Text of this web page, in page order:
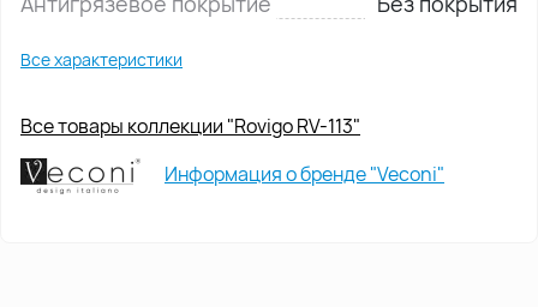
Все характеристики
Все товары коллекции "Rovigo RV-113"
Информация о бренде "Veconi"